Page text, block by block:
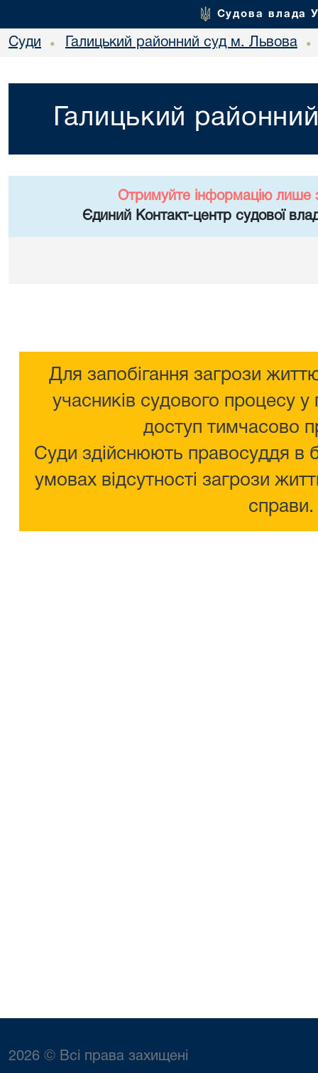
Судова влада
Суди • Галицький районний суд м. Львова •
Галицький
Отримуйте інформацію лише
Єдиний Контакт-центр судової
Для запобігання загрози
учасників судового процесу у
доступ тимчасово
Суди здійснюють правосуддя в
умовах відсутності загрози
справи.
2026 © Всі права захищені